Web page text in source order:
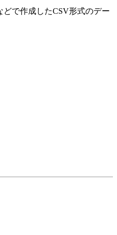
で作成したCSV形式のデー